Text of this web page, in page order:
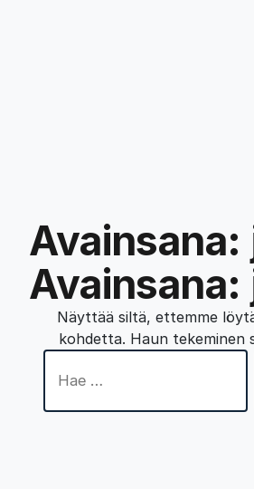
Avainsana:
Avainsana:
Näyttää siltä, ettemme
kohdetta. Haun tekeminen